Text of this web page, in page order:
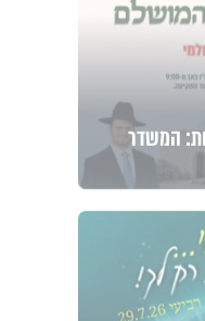
המשדר